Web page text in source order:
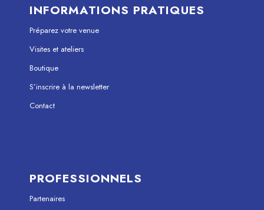
INFORMATIONS PRATIQUES
Préparez votre venue
Visites et ateliers
Boutique
S’inscrire à la newsletter
Contact
PROFESSIONNELS
Partenaires